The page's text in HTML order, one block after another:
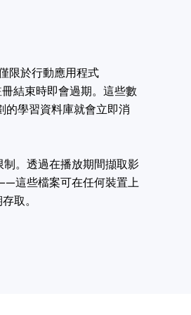
限於行動應用程式
結束時即會過期。這些數
的學習資料庫就會立即消
。透過在播放期間擷取影
這些檔案可在任何裝置上
取。